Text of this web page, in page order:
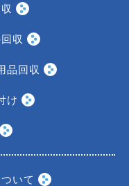
収
品回収
け
いて